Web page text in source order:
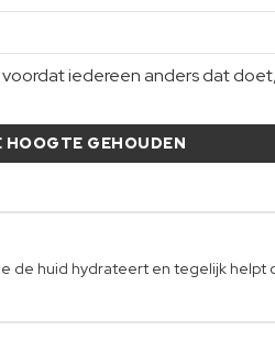
iedereen anders dat
HOOGTE GEHOUDEN
de huid hydrateert en tegelijk